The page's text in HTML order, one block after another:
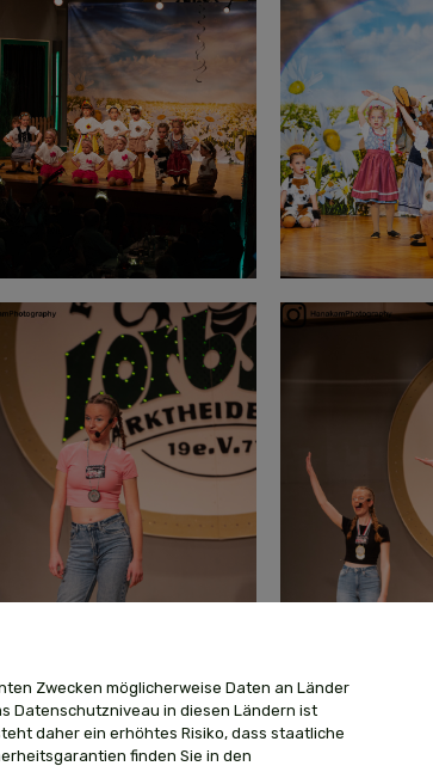
Zwecken möglicherweise Daten an Länder
Datenschutzniveau in diesen Ländern ist
daher ein erhöhtes Risiko, dass staatliche
finden Sie in den